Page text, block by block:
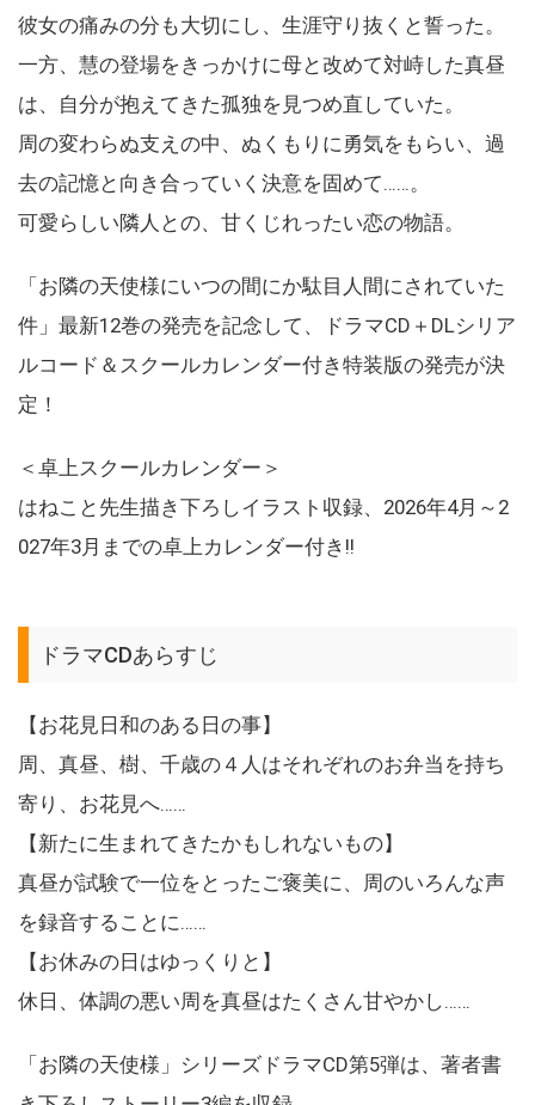
彼女の痛みの分も大切にし、生涯守り抜くと誓った。
一方、慧の登場をきっかけに母と改めて対峙した真昼
は、自分が抱えてきた孤独を見つめ直していた。
周の変わらぬ支えの中、ぬくもりに勇気をもらい、過
去の記憶と向き合っていく決意を固めて……。
可愛らしい隣人との、甘くじれったい恋の物語。
「お隣の天使様にいつの間にか駄目人間にされていた
件」最新12巻の発売を記念して、ドラマCD＋DLシリア
ルコード＆スクールカレンダー付き特装版の発売が決
定！
＜卓上スクールカレンダー＞
はねこと先生描き下ろしイラスト収録、2026年4月～2
027年3月までの卓上カレンダー付き!!
ドラマCDあらすじ
【お花見日和のある日の事】
周、真昼、樹、千歳の４人はそれぞれのお弁当を持ち
寄り、お花見へ……
【新たに生まれてきたかもしれないもの】
真昼が試験で一位をとったご褒美に、周のいろんな声
を録音することに……
【お休みの日はゆっくりと】
休日、体調の悪い周を真昼はたくさん甘やかし……
「お隣の天使様」シリーズドラマCD第5弾は、著者書